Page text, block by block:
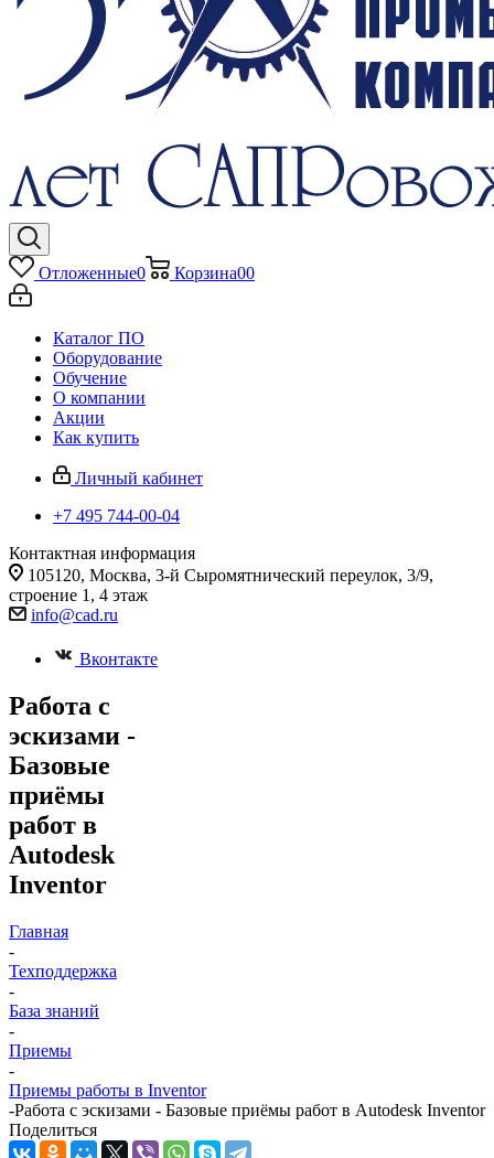
Отложенные0 Корзина00
Каталог ПО
Оборудование
Обучение
О компании
Акции
Как купить
Личный кабинет
+7 495 744-00-04
Контактная информация
105120, Москва, 3-й Сыромятнический переулок, 3/9,
строение 1, 4 этаж
info@cad.ru
Вконтакте
Работа с
эскизами -
Базовые
приёмы
работ в
Autodesk
Inventor
Главная
-
Техподдержка
-
База знаний
-
Приемы
-
Приемы работы в Inventor
-Работа с эскизами - Базовые приёмы работ в Autodesk Inventor
Поделиться